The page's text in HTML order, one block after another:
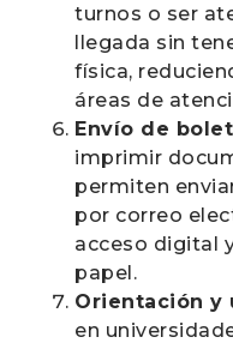
turnos o ser
llegada sin
física,
áreas de
Envío de
imprimir
permiten
por correo
acceso digital
papel.
Orientación y
en